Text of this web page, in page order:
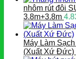
nhôm rút đôi
3.8m+3.8m
Máy Làm
(Xuất Xứ Đức)